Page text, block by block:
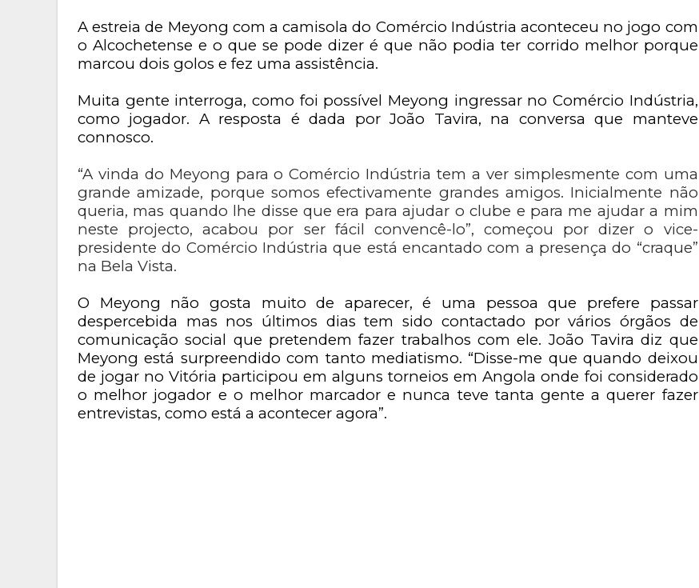
A estreia de Meyong com a camisola do Comércio Indústria aconteceu no jogo com
o Alcochetense e o que se pode dizer é que não podia ter corrido melhor porque
marcou dois golos e fez uma assistência.
Muita gente interroga, como foi possível Meyong ingressar no Comércio Indústria,
como jogador. A resposta é dada por João Tavira, na conversa que manteve
connosco.
“A vinda do Meyong para o Comércio Indústria tem a ver simplesmente com uma
grande amizade, porque somos efectivamente grandes amigos. Inicialmente não
queria, mas quando lhe disse que era para ajudar o clube e para me ajudar a mim
neste projecto, acabou por ser fácil convencê-lo”, começou por dizer o vice-
presidente do Comércio Indústria que está encantado com a presença do “craque”
na Bela Vista.
O Meyong não gosta muito de aparecer, é uma pessoa que prefere passar
despercebida mas nos últimos dias tem sido contactado por vários órgãos de
comunicação social que pretendem fazer trabalhos com ele. João Tavira diz que
Meyong está surpreendido com tanto mediatismo. “Disse-me que quando deixou
de jogar no Vitória participou em alguns torneios em Angola onde foi considerado
o melhor jogador e o melhor marcador e nunca teve tanta gente a querer fazer
entrevistas, como está a acontecer agora”.